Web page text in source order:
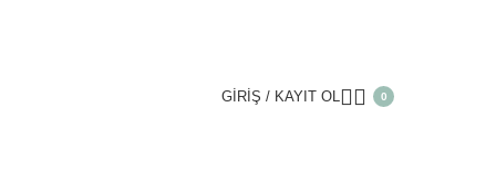
GIRIŞ / KAYIT OL 0